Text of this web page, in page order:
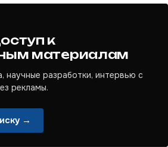
к
материалам
научные разработки, интервью с
рекламы.
→